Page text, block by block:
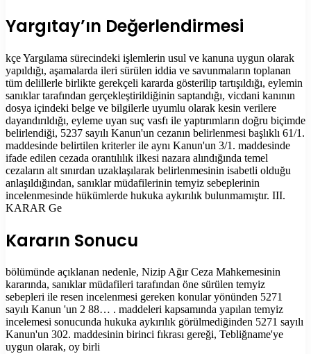
Yargıtay’ın Değerlendirmesi
kçe Yargılama sürecindeki işlemlerin usul ve kanuna uygun olarak
yapıldığı, aşamalarda ileri sürülen iddia ve savunmaların toplanan
tüm delillerle birlikte gerekçeli kararda gösterilip tartışıldığı, eylemin
sanıklar tarafından gerçekleştirildiğinin saptandığı, vicdani kanının
dosya içindeki belge ve bilgilerle uyumlu olarak kesin verilere
dayandırıldığı, eyleme uyan suç vasfı ile yaptırımların doğru biçimde
belirlendiği, 5237 sayılı Kanun'un cezanın belirlenmesi başlıklı 61/1.
maddesinde belirtilen kriterler ile aynı Kanun'un 3/1. maddesinde
ifade edilen cezada orantılılık ilkesi nazara alındığında temel
cezaların alt sınırdan uzaklaşılarak belirlenmesinin isabetli olduğu
anlaşıldığından, sanıklar müdafilerinin temyiz sebeplerinin
incelenmesinde hükümlerde hukuka aykırılık bulunmamıştır. III.
KARAR Ge
Kararın Sonucu
bölümünde açıklanan nedenle, Nizip Ağır Ceza Mahkemesinin
kararında, sanıklar müdafileri tarafından öne sürülen temyiz
sebepleri ile resen incelenmesi gereken konular yönünden 5271
sayılı Kanun 'un 2 88… . maddeleri kapsamında yapılan temyiz
incelemesi sonucunda hukuka aykırılık görülmediğinden 5271 sayılı
Kanun'un 302. maddesinin birinci fıkrası gereği, Tebliğname'ye
uygun olarak, oy birli